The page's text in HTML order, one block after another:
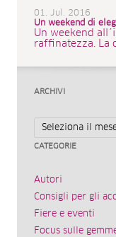
01. Jul. 2016
Un weekend di
Un weekend
raffinatezza. La
ARCHIVI
Archivi
CATEGORIE
Autori
Consigli per gli
Fiere e eventi
Focus sulle